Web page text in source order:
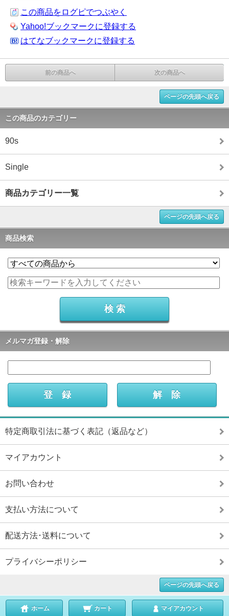
この商品をログピでつぶやく
Yahoo!ブックマークに登録する
はてなブックマークに登録する
前の商品へ 次の商品へ
ページの先頭へ戻る
この商品のカテゴリー
90s
Single
商品カテゴリー一覧
ページの先頭へ戻る
商品検索
メルマガ登録・解除
特定商取引法に基づく表記（返品など）
マイアカウント
お問い合わせ
支払い方法について
配送方法･送料について
プライバシーポリシー
ページの先頭へ戻る
ホーム カート マイアカウント